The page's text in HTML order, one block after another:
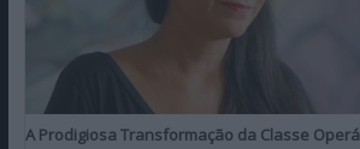
A Prodigiosa Transformação da Classe